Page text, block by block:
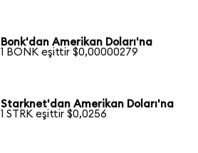
Bonk'dan Amerikan Doları'na
1 BONK eşittir $0,00000279
Starknet'dan Amerikan Doları'na
1 STRK eşittir $0,0256